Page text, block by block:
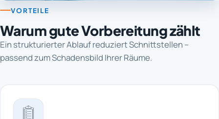
VORTEILE
Warum gute Vorbereitung zählt
Ein strukturierter Ablauf reduziert Schnittstellen –
passend zum Schadensbild Ihrer Räume.